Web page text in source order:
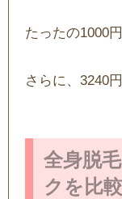
たったの1000
さらに、3240
全身脱
クを比